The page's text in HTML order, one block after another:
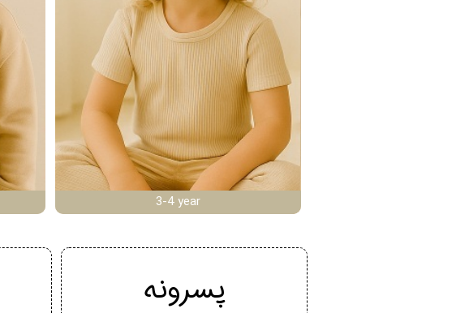
3-4 year
پسرونه